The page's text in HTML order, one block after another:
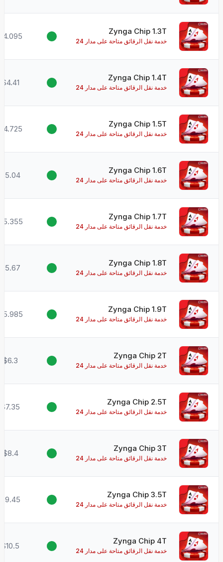
Zynga Chip 1.3T
خدمة نقل الرقائق متاحة على مدار 24
Zynga Chip 1.4T
خدمة نقل الرقائق متاحة على مدار 24
$4.41
Zynga Chip 1.5T
خدمة نقل الرقائق متاحة على مدار 24
Zynga Chip 1.6T
خدمة نقل الرقائق متاحة على مدار 24
$5.04
Zynga Chip 1.7T
خدمة نقل الرقائق متاحة على مدار 24
Zynga Chip 1.8T
خدمة نقل الرقائق متاحة على مدار 24
$5.67
Zynga Chip 1.9T
خدمة نقل الرقائق متاحة على مدار 24
Zynga Chip 2T
خدمة نقل الرقائق متاحة على مدار 24
$6.3
Zynga Chip 2.5T
خدمة نقل الرقائق متاحة على مدار 24
$7.35
Zynga Chip 3T
خدمة نقل الرقائق متاحة على مدار 24
$8.4
Zynga Chip 3.5T
خدمة نقل الرقائق متاحة على مدار 24
$9.45
Zynga Chip 4T
خدمة نقل الرقائق متاحة على مدار 24
$10.5